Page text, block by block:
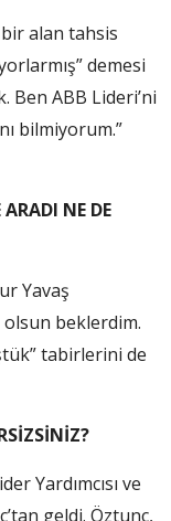
bir alan tahsis
demesi
Ben ABB Lideri’ni
bilmiyorum.”
ARADI NE DE
Yavaş
beklerdim.
tabirlerini de
Yardımcısı ve
geldi. Öztunç,